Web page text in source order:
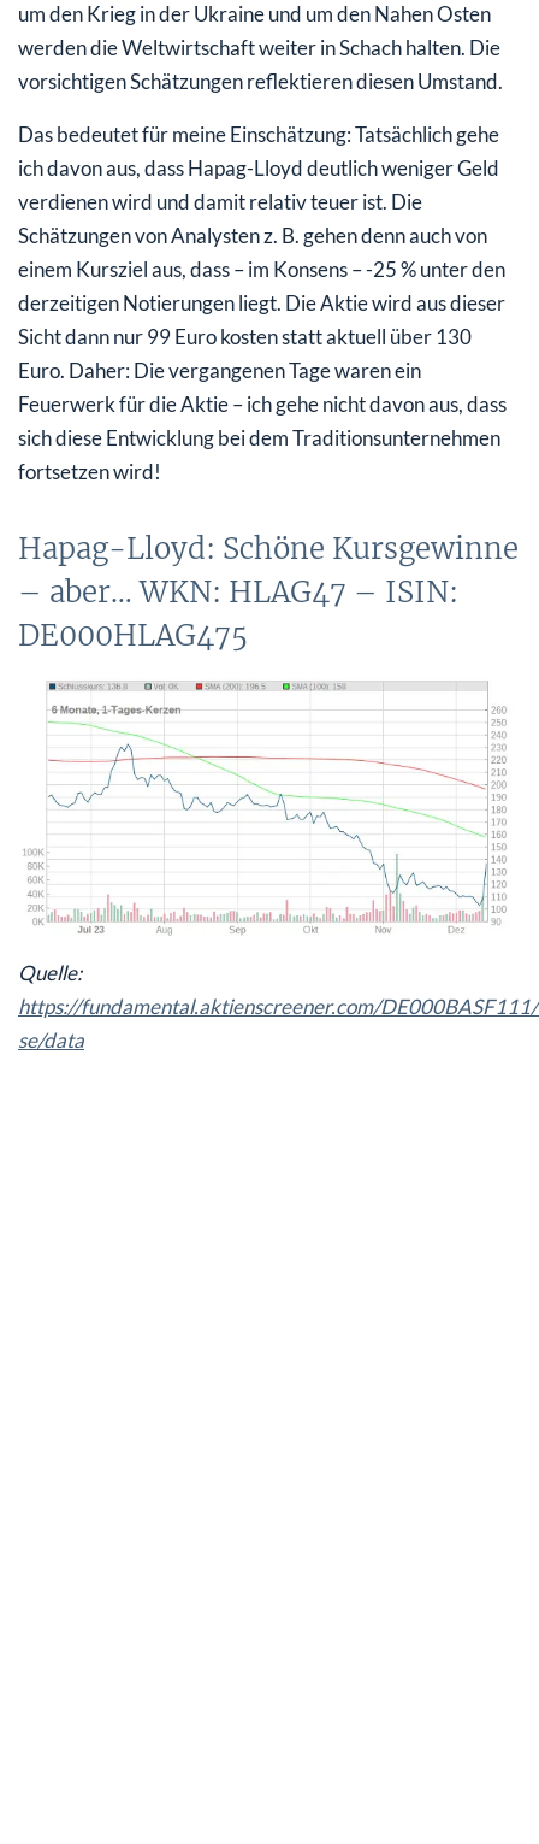
um den Krieg in der Ukraine und um den Nahen Osten
werden die Weltwirtschaft weiter in Schach halten. Die
vorsichtigen Schätzungen reflektieren diesen Umstand.
Das bedeutet für meine Einschätzung: Tatsächlich gehe
ich davon aus, dass Hapag-Lloyd deutlich weniger Geld
verdienen wird und damit relativ teuer ist. Die
Schätzungen von Analysten z. B. gehen denn auch von
einem Kursziel aus, dass – im Konsens – -25 % unter den
derzeitigen Notierungen liegt. Die Aktie wird aus dieser
Sicht dann nur 99 Euro kosten statt aktuell über 130
Euro. Daher: Die vergangenen Tage waren ein
Feuerwerk für die Aktie – ich gehe nicht davon aus, dass
sich diese Entwicklung bei dem Traditionsunternehmen
fortsetzen wird!
Hapag-Lloyd: Schöne Kursgewinne
– aber… WKN: HLAG47 – ISIN:
DE000HLAG475
Quelle:
https://fundamental.aktienscreener.com/
se/data